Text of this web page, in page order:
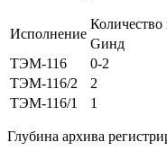
Исполнение
Количество
Gинд
ТЭМ-116
0-2
ТЭМ-116/2
2
ТЭМ-116/1
1
Глубина архива